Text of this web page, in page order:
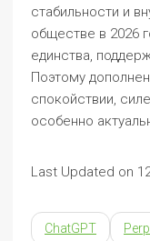
стабильности и
обществе в 2026
единства,
Поэтому
спокойствии,
особенно
Last Updated on
ChatGPT